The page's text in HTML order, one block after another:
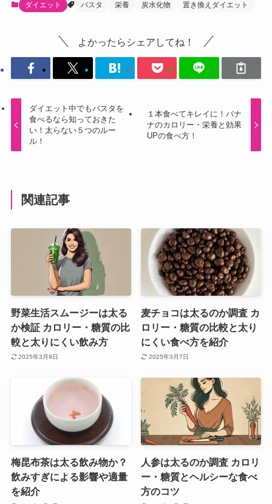
ダイエット パスタ 栄養 炭水化物 置き換えダイエット
よかったらシェアしてね！
ダイエット中でもパスタを
食べるなら知っておきた
い！太らない５つのルー
ル！
１本食べてキレイに！バナ
ナのカロリー・栄養と効果
UPの食べ方！
関連記事
野菜生活スムージーは太る
か検証 カロリー・糖質の比
較と太りにくい飲み方
2025年3月9日
麦チョコは太るのか調査 カ
ロリー・糖質の比較と太り
にくい食べ方を紹介
2025年3月7日
梅昆布茶は太る飲み物か？
飲みすぎによる影響や適量
を紹介
人参は太るのか調査 カロリ
ー・糖質とヘルシーな食べ
方のコツ